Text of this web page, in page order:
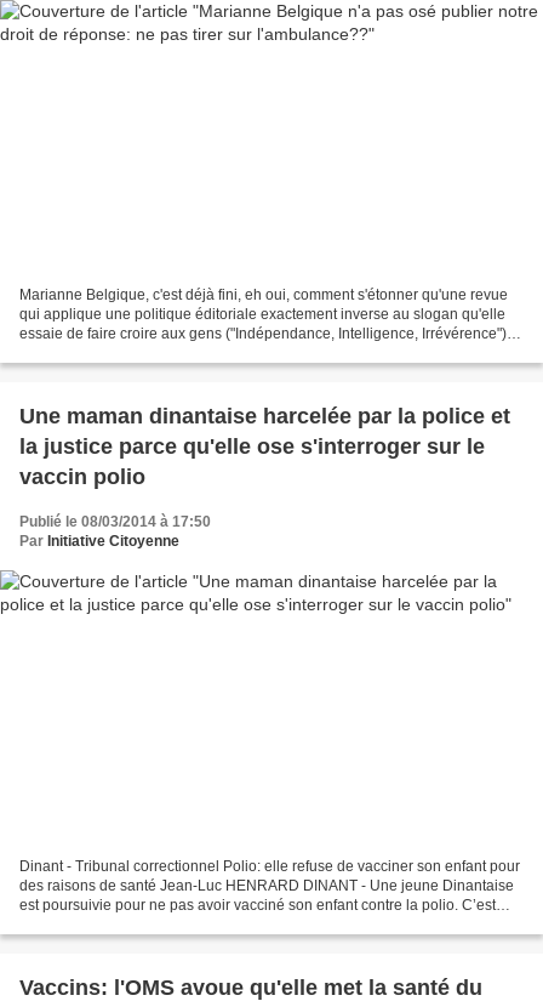
Marianne Belgique, c'est déjà fini, eh oui, comment s'étonner qu'une revue
qui applique une politique éditoriale exactement inverse au slogan qu'elle
essaie de faire croire aux gens ("Indépendance, Intelligence, Irrévérence")
Une maman dinantaise harcelée par la police et
la justice parce qu'elle ose s'interroger sur le
vaccin polio
Publié le 08/03/2014 à 17:50
Par Initiative Citoyenne
Dinant - Tribunal correctionnel Polio: elle refuse de vacciner son enfant pour
des raisons de santé Jean-Luc HENRARD DINANT - Une jeune Dinantaise
est poursuivie pour ne pas avoir vacciné son enfant contre la polio. C’est
Vaccins: l'OMS avoue qu'elle met la santé du